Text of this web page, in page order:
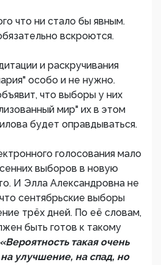
что ни стало бы явным.
вскроются.
и раскручивания
особо и не нужно.
что выборы у них
мир" их в этом
будет оправдываться.
голосования мало
выборов в новую
И Элла Александровна не
сентябрьские выборы
трёх дней. По её словам,
быть готов к такому
«Вероятность такая очень
улучшение, на спад, но